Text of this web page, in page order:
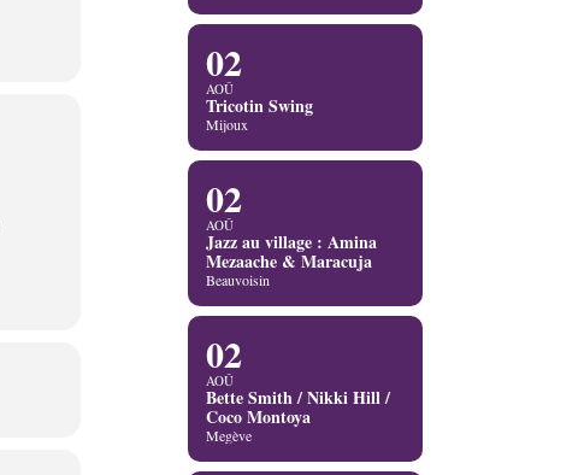
02
AOÛ
Tricotin Swing
Mijoux
02
AOÛ
Jazz au village : Amina
Mezaache & Maracuja
Beauvoisin
02
AOÛ
Bette Smith / Nikki Hill /
Coco Montoya
Megève